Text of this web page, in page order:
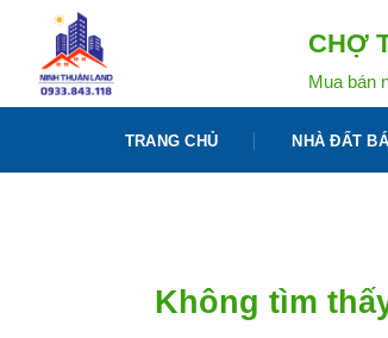
dung
CHỢ
Mua bán
TRANG CHỦ NHÀ ĐẤT
Không tìm